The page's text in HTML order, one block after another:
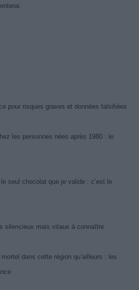
pour risques graves et données falsifiées
les personnes nées après 1980 : le
seul chocolat que je valide : c’est le
silencieux mais vitaux à connaître
dans cette région qu’ailleurs : les